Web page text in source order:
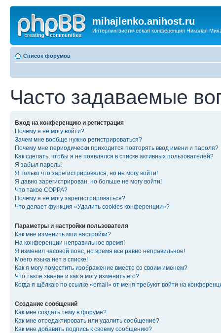
mihajlenko.anihost.ru
Интерлингвистическая конференция Николая
Список форумов
Часто задаваемые
Вход на конференцию и регистрация
Почему я не могу войти?
Зачем мне вообще нужно регистрироваться?
Почему мне периодически приходится повторять ввод имени и пароля?
Как сделать, чтобы я не появлялся в списке активных пользователей?
Я забыл пароль!
Я только что зарегистрировался, но не могу войти!
Я давно зарегистрирован, но больше не могу войти!
Что такое COPPA?
Почему я не могу зарегистрироваться?
Что делает функция «Удалить cookies конференции»?
Параметры и настройки пользователя
Как мне изменить мои настройки?
На конференции неправильное время!
Я изменил часовой пояс, но время все равно неправильное!
Моего языка нет в списке!
Как я могу поместить изображение вместе со своим именем?
Что такое звание и как я могу изменить его?
Когда я щёлкаю по ссылке «email» от меня требуют войти на
Создание сообщений
Как мне создать тему в форуме?
Как мне отредактировать или удалить сообщение?
Как мне добавить подпись к своему сообщению?